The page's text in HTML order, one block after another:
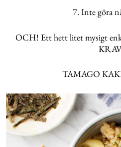
7. Inte göra
OCH! Ett hett litet mysigt
TAMAGO